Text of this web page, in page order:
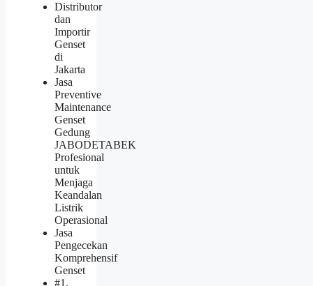
Distributor
dan
Importir
Genset
di
Jakarta
Jasa
Preventive
Maintenance
Genset
Gedung
JABODETABEK
Profesional
untuk
Menjaga
Keandalan
Listrik
Operasional
Jasa
Pengecekan
Komprehensif
Genset
#1.